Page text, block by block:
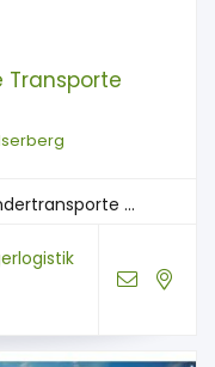
Transporte
...